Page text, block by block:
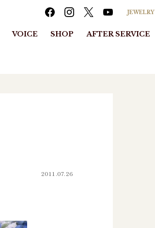
JEWELRY
VOICE SHOP AFTER SERVICE
2011.07.26